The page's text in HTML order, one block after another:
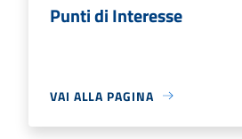
Punti di Interesse
VAI ALLA PAGINA